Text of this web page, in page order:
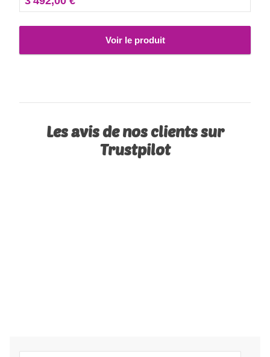
Voir le produit
Les avis de nos clients sur
Trustpilot